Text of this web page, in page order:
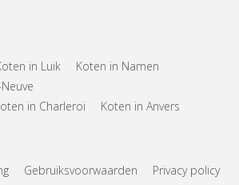
in Luik
Koten in Namen
in Charleroi
Koten in Anvers
Gebruiksvoorwaarden Privacy policy